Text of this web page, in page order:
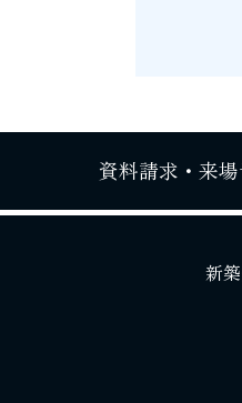
資料請求・ 来
新